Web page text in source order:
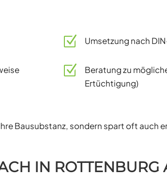
Z Umsetzung nach
Z
Beratung zu
Ertüchtigung)
Bausubstanz, sondern spart oft auch
IN ROTTENBURG